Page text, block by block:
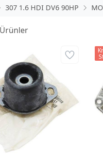
307 1.6 HDI DV6 90HP